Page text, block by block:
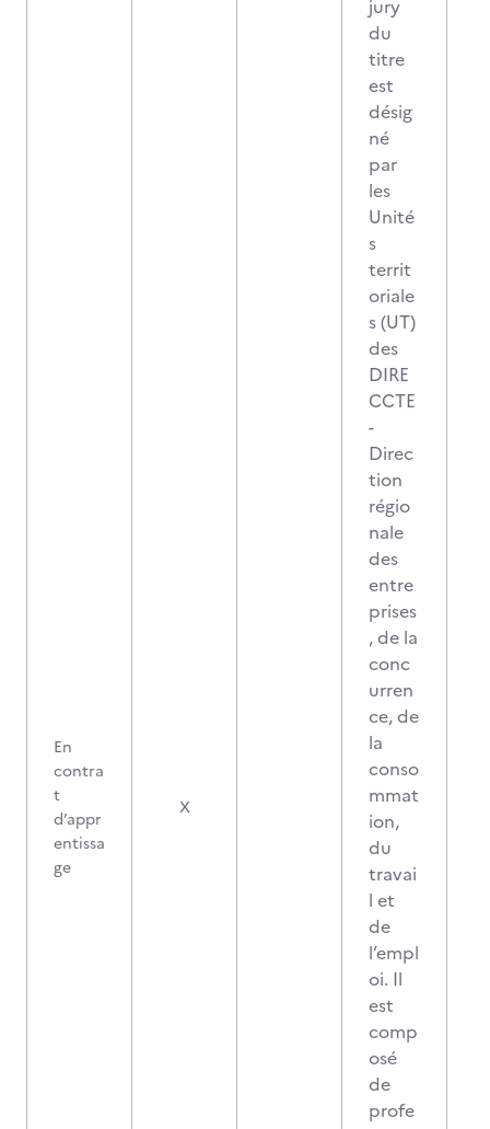
En
contra
t
d’appr
entissa
ge
X
jury
du
titre
est
désig
né
par
les
Unité
s
territ
oriale
s (UT)
des
DIRE
CCTE
-
Direc
tion
régio
nale
des
entre
prises
, de la
conc
urren
ce, de
la
conso
mmat
ion,
du
travai
l et
de
l’empl
oi. Il
est
comp
osé
de
profe